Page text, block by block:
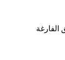
الفارغة